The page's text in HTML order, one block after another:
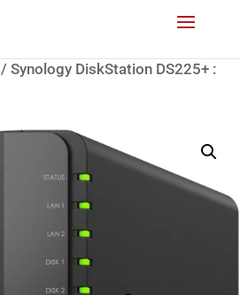
/ Synology DiskStation DS225+ :